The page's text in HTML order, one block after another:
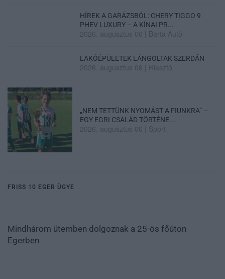
HÍREK A GARÁZSBÓL: CHERY TIGGO 9
PHEV LUXURY – A KÍNAI PR...
2026. augusztus 06 Barta Autó
LAKÓÉPÜLETEK LÁNGOLTAK SZERDÁN
2026. augusztus 06 Riasztó
„NEM TETTÜNK NYOMÁST A FIUNKRA” –
EGY EGRI CSALÁD TÖRTÉNE...
2026. augusztus 06 Sport
FRISS 10 EGER ÜGYE
Mindhárom ütemben dolgoznak a 25-ös főúton
Egerben